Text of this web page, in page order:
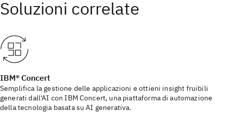
IBM® Concert
Semplifica la gestione delle applicazioni e ottieni insight fruibili
generati dall'AI con IBM Concert, una piattaforma di automazione
della tecnologia basata su AI generativa.